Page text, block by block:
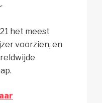
het meest
voorzien, en